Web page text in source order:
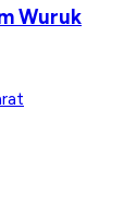
Wuruk